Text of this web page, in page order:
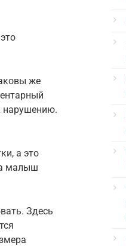
же
нарушению.
а это
малыш
Здесь